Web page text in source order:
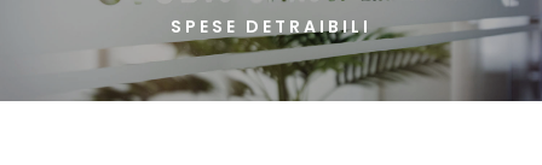
SPESE DETRAIBILI